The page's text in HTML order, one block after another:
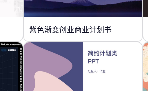
紫色渐变创业商业计划书